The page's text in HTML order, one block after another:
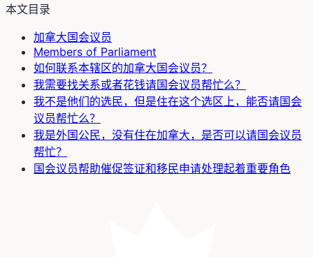
本文目录
加拿大国会议员
Members of Parliament
如何联系本辖区的加拿大国会议员？
我需要找关系或者花钱请国会议员帮忙么？
我不是他们的选民，但是住在这个选区上，能否请国会
议员帮忙么？
我是外国公民，没有住在加拿大，是否可以请国会议员
帮忙？
国会议员帮助催促签证和移民申请处理起着重要角色